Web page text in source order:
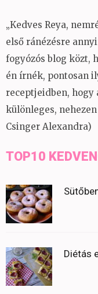
„Kedves Reya,
első ránézésre
fogyózós blog közt,
én írnék, pontosan
receptjeidben, hogy
különleges, nehezen
Csinger Alexandra)
TOP10
Diétás